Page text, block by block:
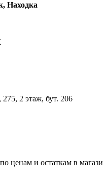
Находка
2 этаж, бут. 206
ценам и остаткам в